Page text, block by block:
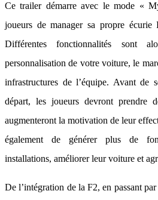
Ce trailer démarre avec le mode «
joueurs de manager sa propre
Différentes fonctionnalités sont
personnalisation de votre voiture, le
infrastructures de l’équipe. Avant de
départ, les joueurs devront prendre
augmenteront la motivation de leur
également de générer plus de
installations, améliorer leur voiture et
De l’intégration de la F2, en passant